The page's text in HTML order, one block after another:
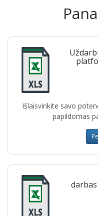
Išlaisvinkite savo
papildomas